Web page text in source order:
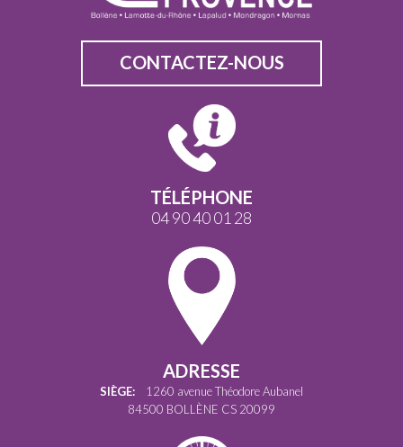
CONTACTEZ-NOUS
TÉLÉPHONE
04 90 40 01 28
ADRESSE
SIÈGE: 1260 avenue Théodore Aubanel
84500 BOLLÈNE CS 20099